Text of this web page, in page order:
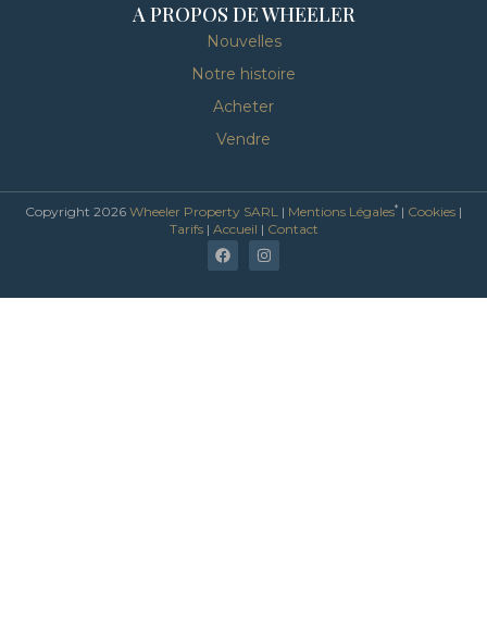
A PROPOS DE WHEELER
Nouvelles
Notre histoire
Acheter
Vendre
Copyright 2026 Wheeler Property SARL | Mentions Légales* | Cookies |
Tarifs| Accueil | Contact